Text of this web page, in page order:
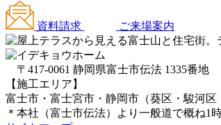
資料請求 ご来場案内
〒417-0061 静岡県富士市伝法 1335番地
【施工エリア】
富士市・富士宮市・静岡市（葵区・駿河
＊本社（富士市伝法）より一般道で概ね1